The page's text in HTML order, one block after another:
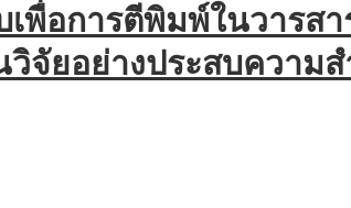
พื่อการตีพิมพ์ในวารส
จัยอย่างประสบความส